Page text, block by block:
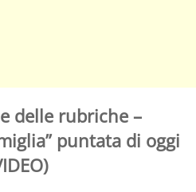
delle rubriche –
puntata di oggi